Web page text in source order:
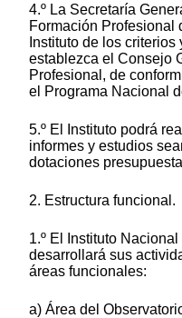
4.º La Secretaría
Formación Profesional
Instituto de los
establezca el Consejo
Profesional, de
el Programa Nacional
5.º El Instituto podrá
informes y estudios
dotaciones
2. Estructura funcional.
1.º El Instituto
desarrollará sus
áreas funcionales:
a) Área del